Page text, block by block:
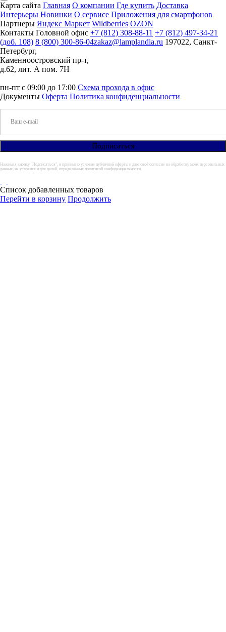
Карта сайта Главная О компании Где купить Доставка
Интерьеры Новинки О сервисе Приложения для смартфонов
Партнеры Яндекс Маркет Wildberries OZON
Контакты Головной офис +7 (812) 308-88-11 +7 (812) 497-34-21
(доб. 108) 8 (800) 300-86-04zakaz@lamplandia.ru 197022, Санкт-
Петербург,
Каменноостровский пр-т,
д.62, лит. А пом. 7Н
пн-пт с 09:00 до 17:00 Схема прохода в офис
Документы Оферта Политика конфиденциальности
Нажимая кнопку "Подписаться", я принимаю условия публичной оферты и даю своё согласие на обработку моих персональных
данных, на условиях и для целей, определенных политикой конфиденциальности.
Список добавленных товаров
Перейти в корзину Продолжить